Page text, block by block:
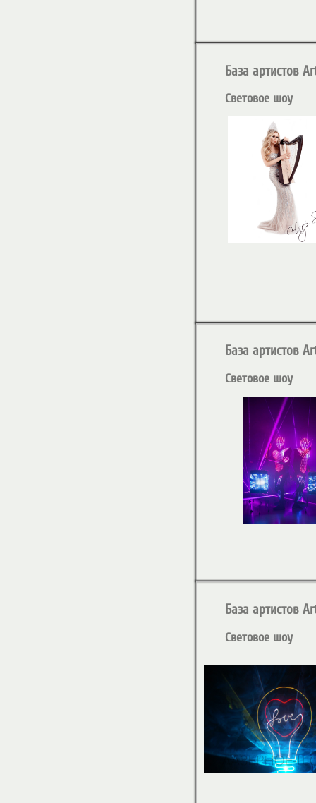
База артистов
Световое шоу
База артистов
Световое шоу
База артистов
Световое шоу